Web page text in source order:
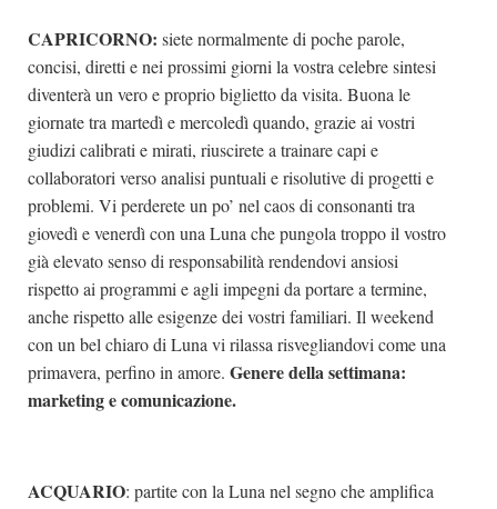
CAPRICORNO: siete normalmente di poche parole,
concisi, diretti e nei prossimi giorni la vostra celebre sintesi
diventerà un vero e proprio biglietto da visita. Buona le
giornate tra martedì e mercoledì quando, grazie ai vostri
giudizi calibrati e mirati, riuscirete a trainare capi e
collaboratori verso analisi puntuali e risolutive di progetti e
problemi. Vi perderete un po’ nel caos di consonanti tra
giovedì e venerdì con una Luna che pungola troppo il vostro
già elevato senso di responsabilità rendendovi ansiosi
rispetto ai programmi e agli impegni da portare a termine,
anche rispetto alle esigenze dei vostri familiari. Il weekend
con un bel chiaro di Luna vi rilassa risvegliandovi come una
primavera, perfino in amore. Genere della settimana:
marketing e comunicazione.
ACQUARIO: partite con la Luna nel segno che amplifica